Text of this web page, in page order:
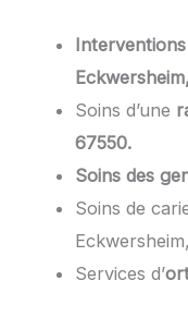
Soins d’une
67550.
Soins des
Soins de
Services d’